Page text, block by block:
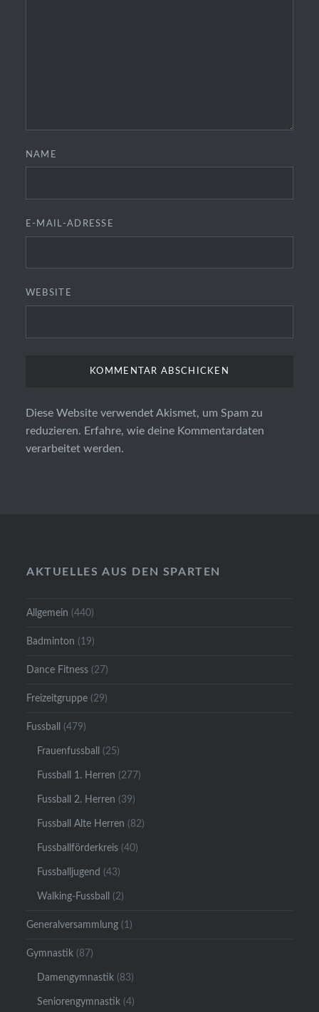
NAME
E-MAIL-ADRESSE
WEBSITE
Diese Website verwendet Akismet, um Spam zu
reduzieren. Erfahre, wie deine Kommentardaten
verarbeitet werden.
AKTUELLES AUS DEN SPARTEN
Allgemein (440)
Badminton (19)
Dance Fitness (27)
Freizeitgruppe (29)
Fussball (479)
Frauenfussball (25)
Fussball 1. Herren (277)
Fussball 2. Herren (39)
Fussball Alte Herren (82)
Fussballförderkreis (40)
Fussballjugend (43)
Walking-Fussball (2)
Generalversammlung (1)
Gymnastik (87)
Damengymnastik (83)
Seniorengymnastik (4)